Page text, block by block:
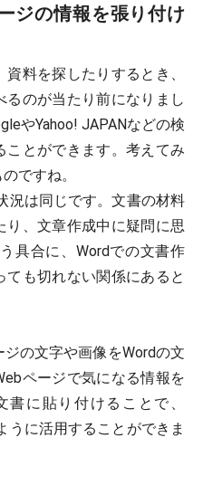
ジの情報を張り付け
料を探したりするとき、
のが当たり前になりまし
やYahoo! JAPANなどの検
とができます。考えてみ
ですね。
況は同じです。文書の材料
り、文章作成中に疑問に思
具合に、Wordでの文書作
も切れない関係にあると
の文字や画像をWordの文
ページで気になる情報を
書に貼り付けることで、
うに活用することができま